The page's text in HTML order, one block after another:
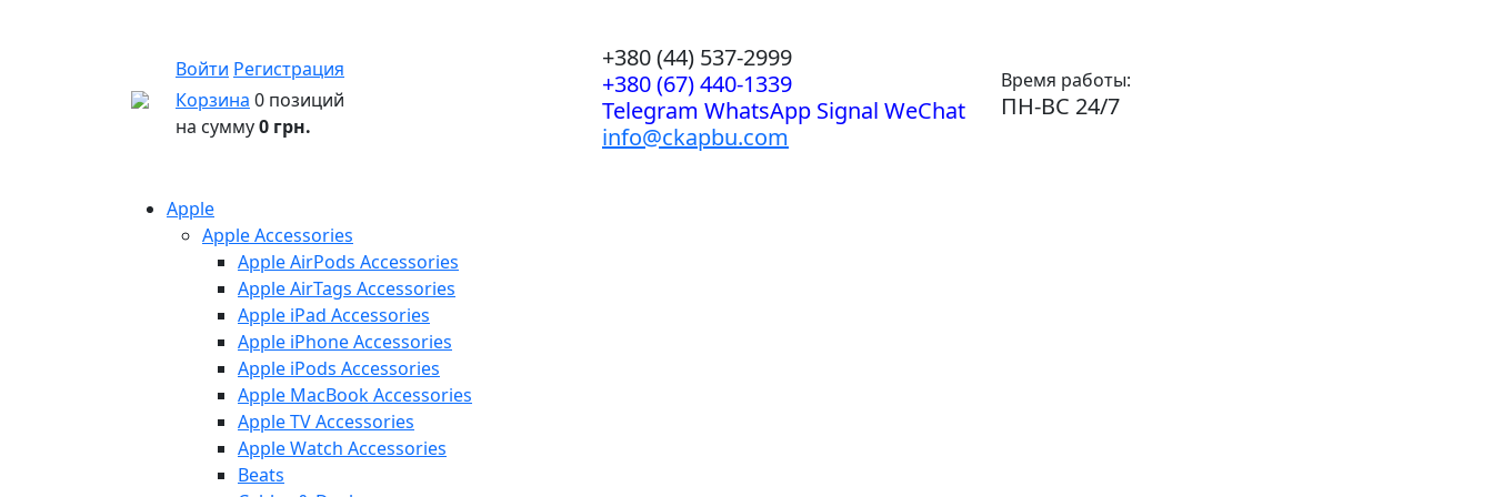
Войти Регистрация
Корзина 0 позиций
на сумму0 грн.
+380 (44) 537-2999
+380 (67) 440-1339
Telegram WhatsApp Signal WeChat
info@ckapbu.com
Время работы:
ПН-ВС 24/7
Apple
Apple Accessories
Apple AirPods Accessories
Apple AirTags Accessories
Apple iPad Accessories
Apple iPhone Accessories
Apple iPods Accessories
Apple MacBook Accessories
Apple TV Accessories
Apple Watch Accessories
Beats